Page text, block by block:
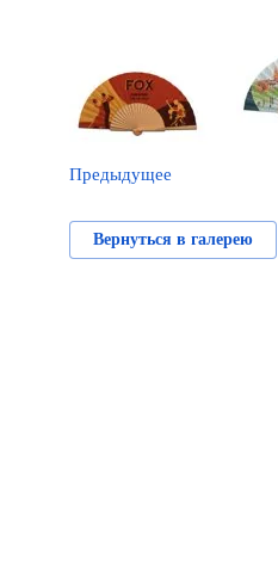
Предыдущее
Вернуться в галерею